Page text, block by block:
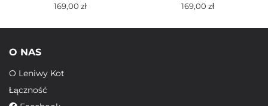
169,00 zł 169,00 zł
O NAS
O Leniwy Kot
Łączność